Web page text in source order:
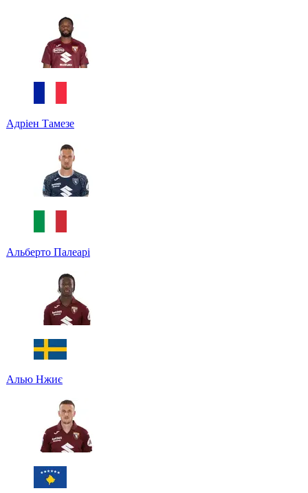
Адріен Тамезе
Альберто Палеарі
Алью Нжиє